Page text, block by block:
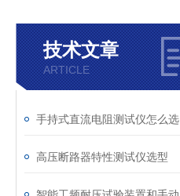
技术文章
ARTICLE
手持式直流电阻测试仪怎么选
高压断路器特性测试仪选型